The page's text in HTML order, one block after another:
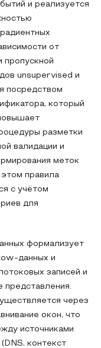
и реализуется
от
пропускной
unsupervised и
посредством
который
разметки
валидации и
меток
правила
с учётом
для
формализует
и
записей и
представления.
через
окон, что
источниками
контекст